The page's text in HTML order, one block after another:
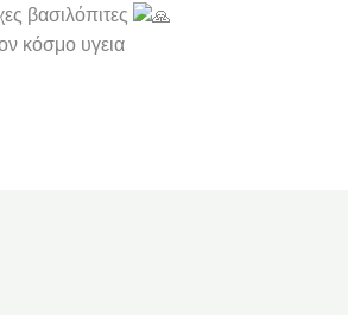
βασιλόπιτες
κόσμο υγεια